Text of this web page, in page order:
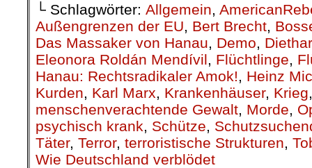
└ Schlagwörter: Allgemein,
Außengrenzen der EU, Bert Brecht,
Das Massaker von Hanau, Demo,
Eleonora Roldán Mendívil, Flüchtlinge,
Hanau: Rechtsradikaler Amok!, Heinz
Kurden, Karl Marx, Krankenhäuser, Krieg
menschenverachtende Gewalt, Morde,
psychisch krank, Schütze,
Täter, Terror, terroristische Strukturen,
Wie Deutschland verblödet